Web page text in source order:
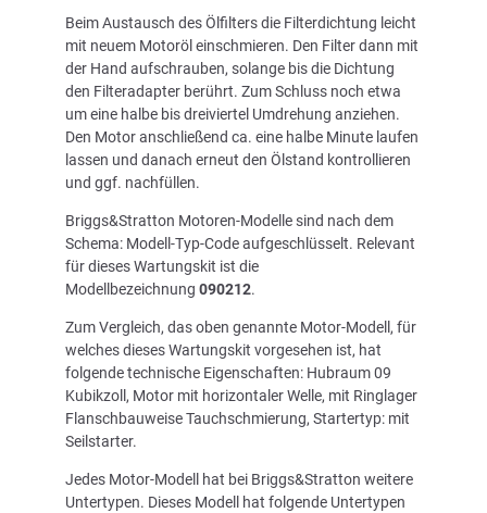
Beim Austausch des Ölfilters die Filterdichtung leicht
mit neuem Motoröl einschmieren. Den Filter dann mit
der Hand aufschrauben, solange bis die Dichtung
den Filteradapter berührt. Zum Schluss noch etwa
um eine halbe bis dreiviertel Umdrehung anziehen.
Den Motor anschließend ca. eine halbe Minute laufen
lassen und danach erneut den Ölstand kontrollieren
und ggf. nachfüllen.
Briggs&Stratton Motoren-Modelle sind nach dem
Schema: Modell-Typ-Code aufgeschlüsselt. Relevant
für dieses Wartungskit ist die
Modellbezeichnung 090212.
Zum Vergleich, das oben genannte Motor-Modell, für
welches dieses Wartungskit vorgesehen ist, hat
folgende technische Eigenschaften: Hubraum 09
Kubikzoll, Motor mit horizontaler Welle, mit Ringlager
Flanschbauweise Tauchschmierung, Startertyp: mit
Seilstarter.
Jedes Motor-Modell hat bei Briggs&Stratton weitere
Untertypen. Dieses Modell hat folgende Untertypen